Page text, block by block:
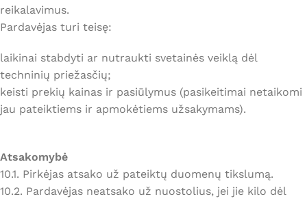
reikalavimus.
Pardavėjas turi teisę:
laikinai stabdyti ar nutraukti svetainės veiklą dėl
techninių priežasčių;
keisti prekių kainas ir pasiūlymus (pasikeitimai netaikomi
jau pateiktiems ir apmokėtiems užsakymams).
Atsakomybė
10.1. Pirkėjas atsako už pateiktų duomenų tikslumą.
10.2. Pardavėjas neatsako už nuostolius, jei jie kilo dėl